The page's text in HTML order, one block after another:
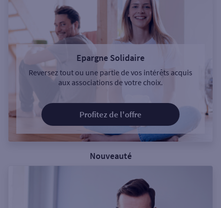
Epargne Solidaire
Reversez tout ou une partie de vos intérêts acquis
aux associations de votre choix.
Profitez de l'offre
Nouveauté